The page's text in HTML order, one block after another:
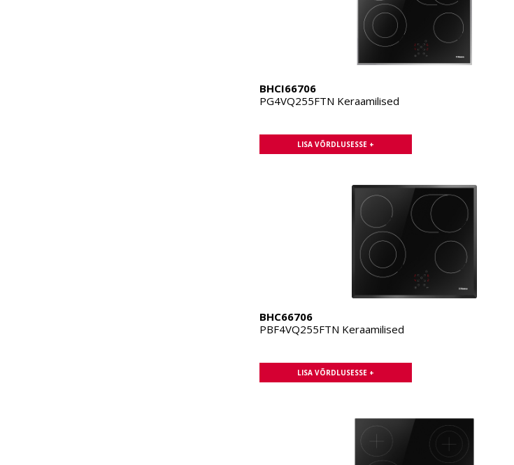
BHCI66706
PG4VQ255FTN Keraamilised
LISA VÕRDLUSESSE +
BHC66706
PBF4VQ255FTN Keraamilised
LISA VÕRDLUSESSE +